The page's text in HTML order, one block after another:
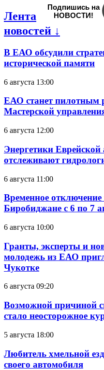
Подпишись на
НОВОСТИ!
Лента
новостей ↓
В ЕАО обсудили
исторической памяти
6 августа 13:00
ЕАО станет пилотным
Мастерской
6 августа 12:00
Энергетики
отслеживают
6 августа 11:00
Временное
Биробиджане с 6 по 7
6 августа 10:00
Гранты, эксперты и
молодежь из ЕАО
Чукотке
6 августа 09:20
Возможной причиной
стало неосторожное
5 августа 18:00
Любитель хмельной
своего автомобиля